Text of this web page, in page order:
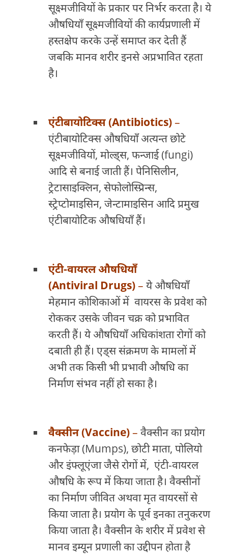
सूक्ष्मजीवियों के प्रकार पर निर्भर करता है। ये
औषधियाँ सूक्ष्मजीवियों की कार्यप्रणाली में
हस्तक्षेप करके उन्हें समाप्त कर देती हैं
जबकि मानव शरीर इनसे अप्रभावित रहता
है।
एंटीबायोटिक्स (Antibiotics)–
एंटीबायोटिक्स औषधियाँ अत्यन्त छोटे
सूक्ष्मजीवियों, मोल्ड्स, फन्जाई (fungi)
आदि से बनाई जाती हैं। पेनिसिलीन,
ट्रेटासाइक्लिन, सेफोलोस्प्रिन्स,
स्ट्रेप्टोमाइसिन, जेन्टामाइसिन आदि प्रमुख
एंटीबायोटिक औषधियाँ हैं।
एंटी-वायरल औषधियाँ
(Antiviral Drugs)– ये औषधियाँ
मेहमान कोशिकाओं में वायरस के प्रवेश को
रोककर उसके जीवन चक्र को प्रभावित
करती हैं। ये औषधियाँ अधिकांशता रोगों को
दबाती ही हैं। एड्स संक्रमण के मामलों में
अभी तक किसी भी प्रभावी औषधि का
निर्माण संभव नहीं हो सका है।
वैक्सीन (Vaccine)– वैक्सीन का प्रयोग
कनफेड़ा (Mumps), छोटी माता, पोलियो
और इंफ्लूएंजा जैसे रोगों में, एंटी-वायरल
औषधि के रूप में किया जाता है। वैक्सीनों
का निर्माण जीवित अथवा मृत वायरसों से
किया जाता है। प्रयोग के पूर्व इनका तनुकरण
किया जाता है। वैक्सीन के शरीर में प्रवेश से
मानव इम्यून प्रणाली का उद्दीपन होता है